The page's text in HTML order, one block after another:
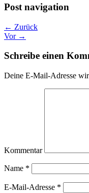
Post navigation
← Zurück
Vor →
Schreibe einen
Deine E-Mail-Adresse
Kommentar
Name *
E-Mail-Adresse *